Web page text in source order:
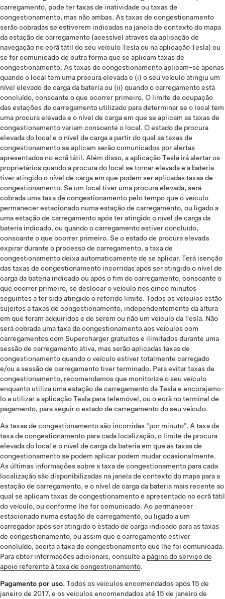
carregamento, pode ter taxas de inatividade ou taxas de
congestionamento, mas não ambas. As taxas de congestionamento
serão cobradas se estiverem indicadas na janela de contexto do mapa
da estação de carregamento (acessível através da aplicação de
navegação no ecrã tátil do seu veículo Tesla ou na aplicação Tesla) ou
se for comunicado de outra forma que se aplicam taxas de
congestionamento. As taxas de congestionamento aplicam-se apenas
quando o local tem uma procura elevada e (i) o seu veículo atingiu um
nível elevado de carga da bateria ou (ii) quando o carregamento está
concluído, consoante o que ocorrer primeiro. O limite de ocupação
das estações de carregamento utilizado para determinar se o local tem
uma procura elevada e o nível de carga em que se aplicam as taxas de
congestionamento variam consoante o local. O estado de procura
elevada do local e o nível de carga a partir do qual as taxas de
congestionamento se aplicam serão comunicados por alertas
apresentados no ecrã tátil. Além disso, a aplicação Tesla irá alertar os
proprietários quando a procura do local se tornar elevada e a bateria
tiver atingido o nível de carga em que podem ser aplicadas taxas de
congestionamento. Se um local tiver uma procura elevada, será
cobrada uma taxa de congestionamento pelo tempo que o veículo
permanecer estacionado numa estação de carregamento, ou ligado a
uma estação de carregamento após ter atingido o nível de carga da
bateria indicado, ou quando o carregamento estiver concluído,
consoante o que ocorrer primeiro. Se o estado de procura elevada
expirar durante o processo de carregamento, a taxa de
congestionamento deixa automaticamente de se aplicar. Terá isenção
das taxas de congestionamento incorridas após ser atingido o nível de
carga da bateria indicado ou após o fim do carregamento, consoante o
que ocorrer primeiro, se deslocar o veículo nos cinco minutos
seguintes a ter sido atingido o referido limite. Todos os veículos estão
sujeitos a taxas de congestionamento, independentemente da altura
em que foram adquiridos e de serem ou não um veículo da Tesla. Não
será cobrada uma taxa de congestionamento aos veículos com
carregamentos com Supercharger gratuitos e ilimitados durante uma
sessão de carregamento ativa, mas serão aplicadas taxas de
congestionamento quando o veículo estiver totalmente carregado
e/ou a sessão de carregamento tiver terminado. Para evitar taxas de
congestionamento, recomendamos que monitorize o seu veículo
enquanto utiliza uma estação de carregamento da Tesla e encorajamo-
lo a utilizar a aplicação Tesla para telemóvel, ou o ecrã no terminal de
pagamento, para seguir o estado de carregamento do seu veículo.
As taxas de congestionamento são incorridas "por minuto". A taxa da
taxa de congestionamento para cada localização, o limite de procura
elevada do local e o nível de carga da bateria em que as taxas de
congestionamento se podem aplicar podem mudar ocasionalmente.
As últimas informações sobre a taxa de congestionamento para cada
localização são disponibilizadas na janela de contexto do mapa para a
estação de carregamento, e o nível de carga da bateria mais recente ao
qual se aplicam taxas de congestionamento é apresentado no ecrã tátil
do veículo, ou conforme lhe for comunicado. Ao permanecer
estacionado numa estação de carregamento, ou ligado a um
carregador após ser atingido o estado de carga indicado para as taxas
de congestionamento, ou assim que o carregamento estiver
concluído, aceita a taxa de congestionamento que lhe foi comunicada.
Para obter informações adicionais, consulte a página do serviço de
apoio referente à taxa de congestionamento.
Pagamento por uso. Todos os veículos encomendados após 15 de
janeiro de 2017, e os veículos encomendados até 15 de janeiro de